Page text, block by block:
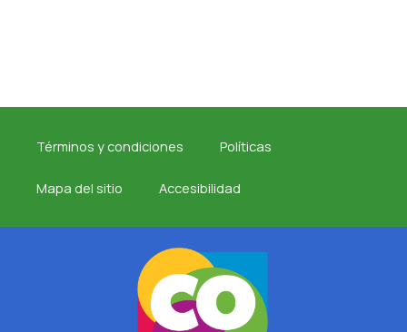
Términos y condiciones Políticas
Mapa del sitio Accesibilidad